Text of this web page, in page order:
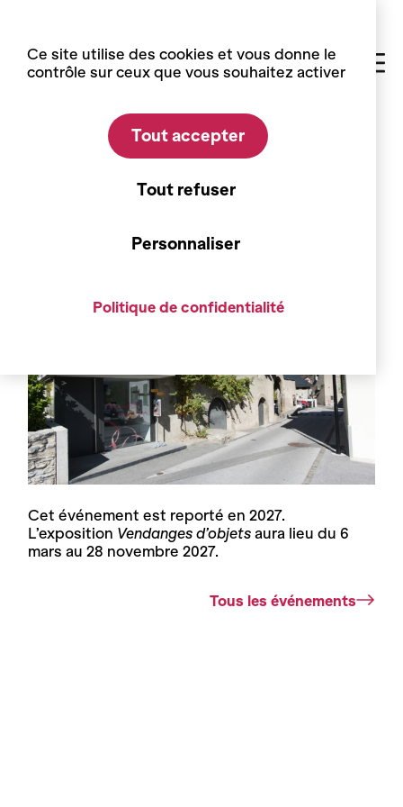
Cet événement est reporté en 2027.
L’exposition Vendanges d’objets aura lieu du 6
mars au 28 novembre 2027.
Tous les événements
Ce site utilise des cookies et vous donne le
contrôle sur ceux que vous souhaitez activer
Tout accepter
Tout refuser
Personnaliser
Politique de confidentialité